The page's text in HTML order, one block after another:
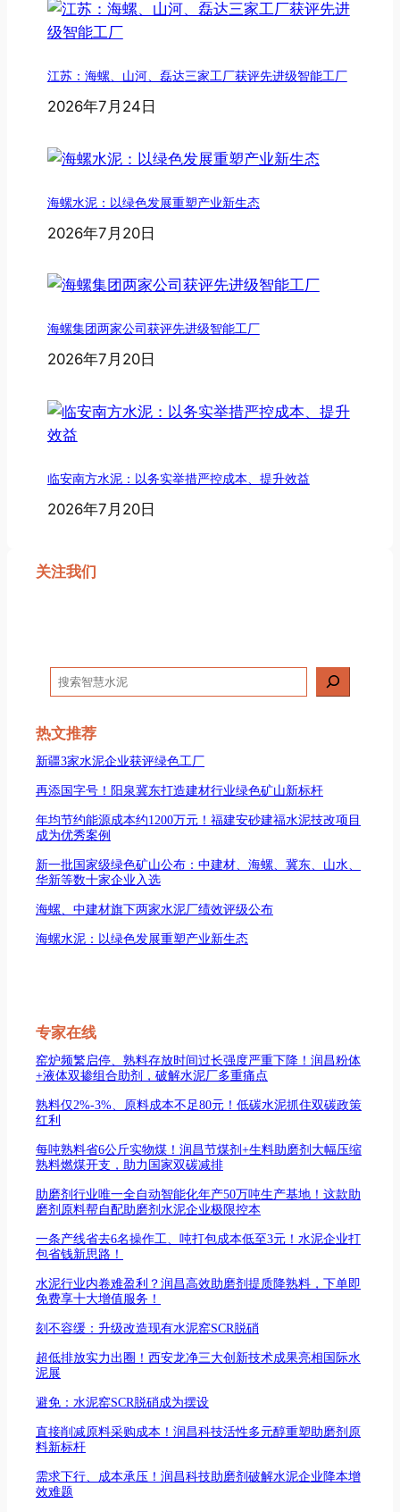
江苏：海螺、山河、磊达三家工厂获评先进级智能工厂
2026年7月24日
海螺水泥：以绿色发展重塑产业新生态
2026年7月20日
海螺集团两家公司获评先进级智能工厂
2026年7月20日
临安南方水泥：以务实举措严控成本、提升效益
2026年7月20日
关注我们
搜
索
热文推荐
新疆3家水泥企业获评绿色工厂
再添国字号！阳泉冀东打造建材行业绿色矿山新标杆
年均节约能源成本约1200万元！福建安砂建福水泥技改项目
成为优秀案例
新一批国家级绿色矿山公布：中建材、海螺、冀东、山水、
华新等数十家企业入选
海螺、中建材旗下两家水泥厂绩效评级公布
海螺水泥：以绿色发展重塑产业新生态
专家在线
窑炉频繁启停、熟料存放时间过长强度严重下降！润昌粉体
+液体双掺组合助剂，破解水泥厂多重痛点
熟料仅2%-3%、原料成本不足80元！低碳水泥抓住双碳政策
红利
每吨熟料省6公斤实物煤！润昌节煤剂+生料助磨剂大幅压缩
熟料燃煤开支，助力国家双碳减排
助磨剂行业唯一全自动智能化年产50万吨生产基地！这款助
磨剂原料帮自配助磨剂水泥企业极限控本
一条产线省去6名操作工、吨打包成本低至3元！水泥企业打
包省钱新思路！
水泥行业内卷难盈利？润昌高效助磨剂提质降熟料，下单即
免费享十大增值服务！
刻不容缓：升级改造现有水泥窑SCR脱硝
超低排放实力出圈！西安龙净三大创新技术成果亮相国际水
泥展
避免：水泥窑SCR脱硝成为摆设
直接削减原料采购成本！润昌科技活性多元醇重塑助磨剂原
料新标杆
需求下行、成本承压！润昌科技助磨剂破解水泥企业降本增
效难题